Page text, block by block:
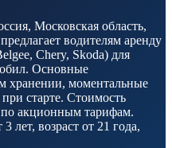
Московская область,
водителям аренду
Chery, Skoda) для
Основные
хранении, моментальные
старте. Стоимость
по акционным тарифам.
лет, возраст от 21 года,